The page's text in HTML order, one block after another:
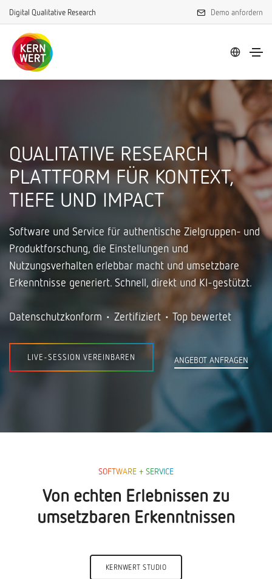
Digital Qualitative Research Demo anfordern
QUALITATIVE RESEARCH
PLATTFORM FÜR KONTEXT,
TIEFE UND IMPACT
Software und Service für authentische Zielgruppen- und
Produktforschung, die Einstellungen und
Nutzungsverhalten erlebbar macht und umsetzbare
Erkenntnisse generiert. Schnell, direkt und KI-gestützt.
Datenschutzkonform • Zertifiziert • Top bewertet
LIVE-SESSION VEREINBAREN ANGEBOT ANFRAGEN
SOFTWARE + SERVICE
Von echten Erlebnissen zu
umsetzbaren Erkenntnissen
KERNWERT STUDIO